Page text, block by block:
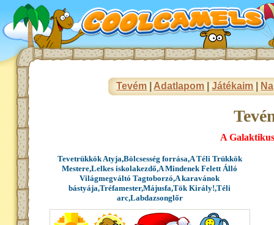
Tevém Adatlapom |Játékaim
A
Tevetrükkök Atyja,Bölcsesség forrása,A Téli Trükkök
Mestere,Lelkes iskolakezdő,A Mindenek Felett Álló
Világmegváltó Tagtoborzó,A karavánok
bástyája,Tréfamester,Májusfa,Tök Király!,Téli
arc,Labdazsonglőr